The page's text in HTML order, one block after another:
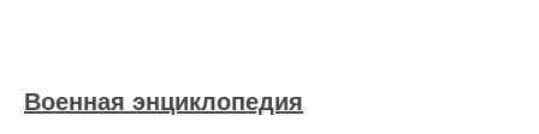
Военная энциклопедия